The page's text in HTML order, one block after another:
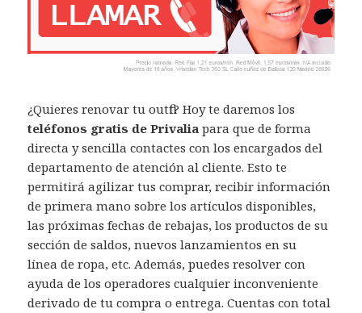
¿Quieres renovar tu outfit? Hoy te daremos los
teléfonos gratis de Privalia para que de forma
directa y sencilla contactes con los encargados del
departamento de atención al cliente. Esto te
permitirá agilizar tus comprar, recibir información
de primera mano sobre los artículos disponibles,
las próximas fechas de rebajas, los productos de su
sección de saldos, nuevos lanzamientos en su
línea de ropa, etc. Además, puedes resolver con
ayuda de los operadores cualquier inconveniente
derivado de tu compra o entrega. Cuentas con total